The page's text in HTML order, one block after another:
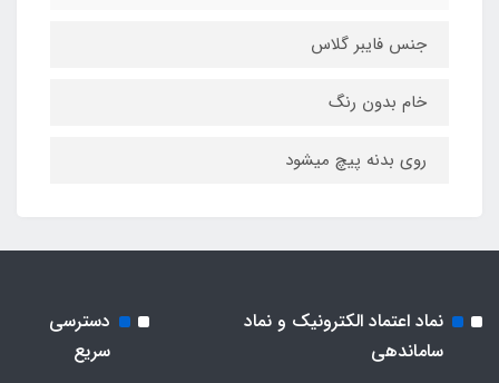
جنس فایبر گلاس
خام بدون رنگ
روی بدنه پیچ میشود
نماد اعتماد الکترونیک و نماد
ساماندهی
دسترسی
سریع